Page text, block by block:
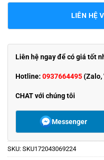
LIÊN HỆ
Liên hệ ngay để có giá tốt
Hotline: 0937664495(Zalo,
CHAT với chúng tôi
Messenger
SKU: SKU172043069224